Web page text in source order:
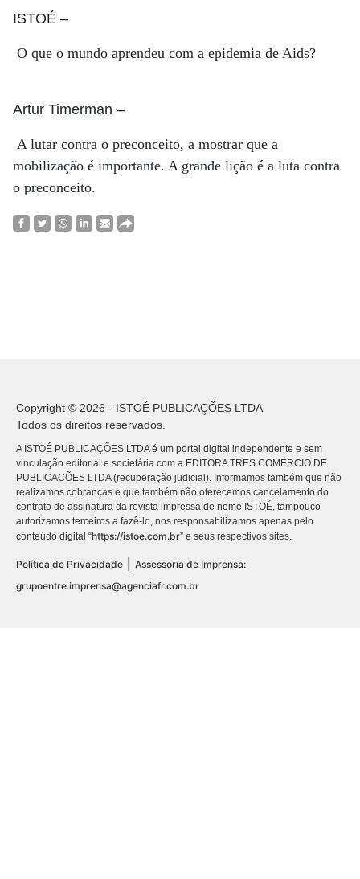
ISTOÉ –
O que o mundo aprendeu com a epidemia de Aids?
Artur Timerman –
A lutar contra o preconceito, a mostrar que a
mobilização é importante. A grande lição é a luta contra
o preconceito.
Copyright © 2026 - ISTOÉ PUBLICAÇÕES LTDA
Todos os direitos reservados.
A ISTOÉ PUBLICAÇÕES LTDA é um portal digital independente e sem
vinculação editorial e societária com a EDITORA TRES COMÉRCIO DE
PUBLICACÕES LTDA (recuperação judicial). Informamos também que não
realizamos cobranças e que também não oferecemos cancelamento do
contrato de assinatura da revista impressa de nome ISTOÉ, tampouco
autorizamos terceiros a fazê-lo, nos responsabilizamos apenas pelo
conteúdo digital “https://istoe.com.br” e seus respectivos sites.
Política de Privacidade
Assessoria de Imprensa:
grupoentre.imprensa@agenciafr.com.br